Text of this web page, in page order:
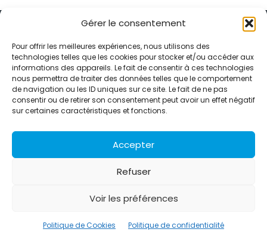
Gérer le consentement
Pour offrir les meilleures expériences, nous utilisons des
technologies telles que les cookies pour stocker et/ou accéder aux
informations des appareils. Le fait de consentir à ces technologies
nous permettra de traiter des données telles que le comportement
de navigation ou les ID uniques sur ce site. Le fait de ne pas
consentir ou de retirer son consentement peut avoir un effet négatif
sur certaines caractéristiques et fonctions.
Accepter
Refuser
Voir les préférences
Politique de Cookies Politique de confidentialité
Alternative Média est une agence de relations presse et de
relations publiques basée à Grenoble. Depuis 1995, elle conçoit et
pilote des stratégies de visibilité en France et à l’international
grâce à un réseau d’agences partenaires.
Contact International
Références